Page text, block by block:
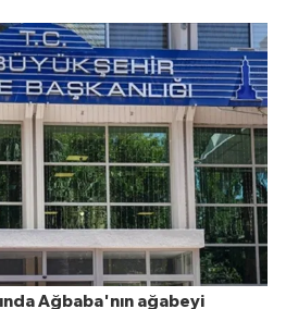
Ağbaba'nın ağabeyi